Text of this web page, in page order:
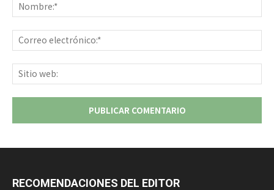
RECOMENDACIONES DEL EDITOR